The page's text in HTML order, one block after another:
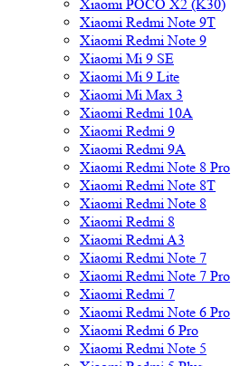
Xiaomi POCO X2 (K30)
Xiaomi Redmi Note 9T
Xiaomi Redmi Note 9
Xiaomi Mi 9 SE
Xiaomi Mi 9 Lite
Xiaomi Mi Max 3
Xiaomi Redmi 10A
Xiaomi Redmi 9
Xiaomi Redmi 9A
Xiaomi Redmi Note 8 Pro
Xiaomi Redmi Note 8T
Xiaomi Redmi Note 8
Xiaomi Redmi 8
Xiaomi Redmi A3
Xiaomi Redmi Note 7
Xiaomi Redmi Note 7 Pro
Xiaomi Redmi 7
Xiaomi Redmi Note 6 Pro
Xiaomi Redmi 6 Pro
Xiaomi Redmi Note 5